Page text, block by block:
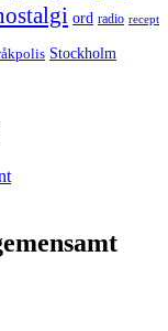
ord radio recept
Stockholm